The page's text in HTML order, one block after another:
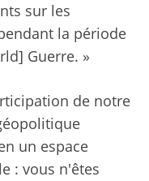
sur les
la période
Guerre. »
de notre
un espace
: vous n'êtes